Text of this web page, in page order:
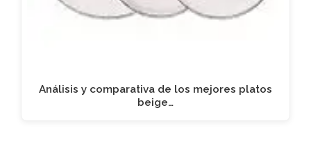
Análisis y comparativa de los mejores platos
beige…